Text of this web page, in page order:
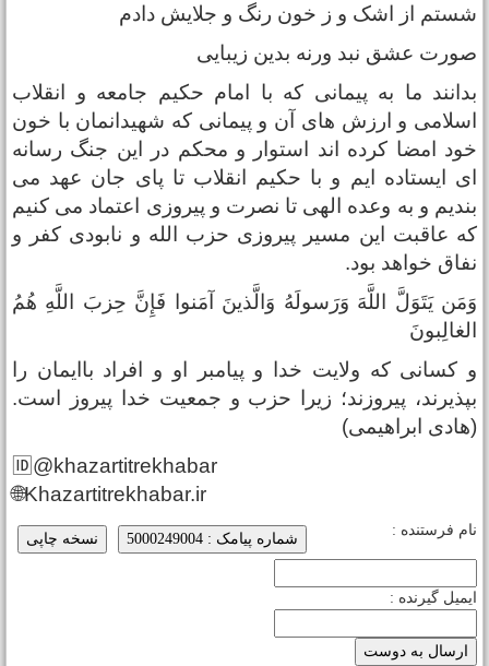
از اشک و ز خون رنگ و جلایش دادم
عشق نبد ورنه بدین زیبایی
ما به پیمانی که با امام حکیم جامعه و انقلاب
و ارزش های آن و پیمانی که شهیدانمان با خون
امضا کرده اند استوار و محکم در این جنگ رسانه
ایستاده ایم و با حکیم انقلاب تا پای جان عهد می
و به وعده الهی تا نصرت و پیروزی اعتماد می کنیم
عاقبت این مسیر پیروزی حزب الله و نابودی کفر و
خواهد بود.
يَتَوَلَّ اللَّهَ وَرَسولَهُ وَالَّذينَ آمَنوا فَإِنَّ حِزبَ اللَّهِ هُمُ
کسانی که ولایت خدا و پیامبر او و افراد باایمان را
پیروزند؛ زیرا حزب و جمعیت خدا پیروز است.
ابراهیمی)
🆔@khazartitrekhabar
🌐Khazartitrekhabar.ir
نسخه چاپی شماره پیامک : 5000249004
فرستنده :
گیرنده :